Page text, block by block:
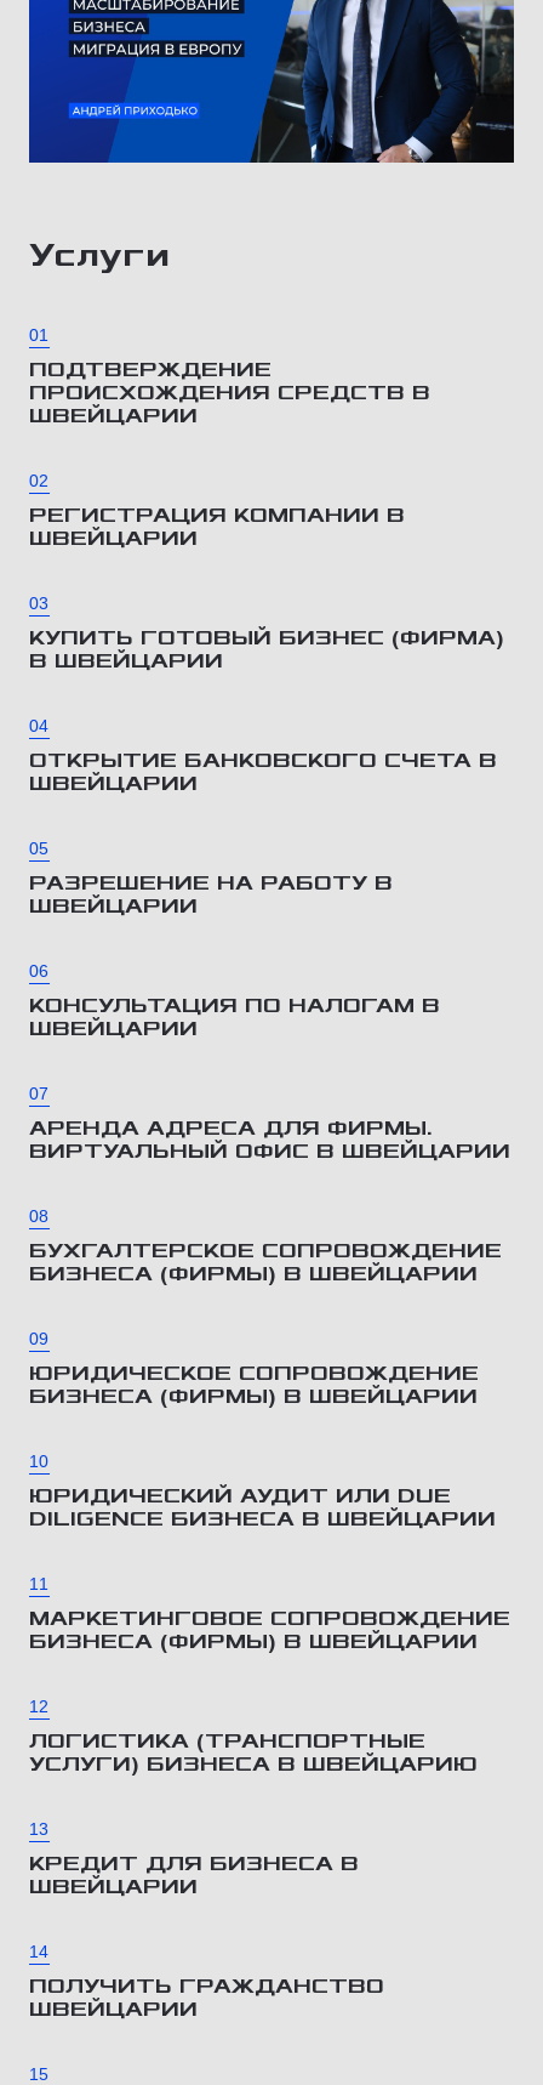
Услуги
01
ПОДТВЕРЖДЕНИЕ
ПРОИСХОЖДЕНИЯ СРЕДСТВ В
ШВЕЙЦАРИИ
02
РЕГИСТРАЦИЯ КОМПАНИИ В
ШВЕЙЦАРИИ
03
КУПИТЬ ГОТОВЫЙ БИЗНЕС (ФИРМА)
В ШВЕЙЦАРИИ
04
ОТКРЫТИЕ БАНКОВСКОГО СЧЕТА В
ШВЕЙЦАРИИ
05
РАЗРЕШЕНИЕ НА РАБОТУ В
ШВЕЙЦАРИИ
06
КОНСУЛЬТАЦИЯ ПО НАЛОГАМ В
ШВЕЙЦАРИИ
07
АРЕНДА АДРЕСА ДЛЯ ФИРМЫ.
ВИРТУАЛЬНЫЙ ОФИС В ШВЕЙЦАРИИ
08
БУХГАЛТЕРСКОЕ СОПРОВОЖДЕНИЕ
БИЗНЕСА (ФИРМЫ) В ШВЕЙЦАРИИ
09
ЮРИДИЧЕСКОЕ СОПРОВОЖДЕНИЕ
БИЗНЕСА (ФИРМЫ) В ШВЕЙЦАРИИ
10
ЮРИДИЧЕСКИЙ АУДИТ ИЛИ DUE
DILIGENCE БИЗНЕСА В ШВЕЙЦАРИИ
11
МАРКЕТИНГОВОЕ СОПРОВОЖДЕНИЕ
БИЗНЕСА (ФИРМЫ) В ШВЕЙЦАРИИ
12
ЛОГИСТИКА (ТРАНСПОРТНЫЕ
УСЛУГИ) БИЗНЕСА В ШВЕЙЦАРИЮ
13
КРЕДИТ ДЛЯ БИЗНЕСА В
ШВЕЙЦАРИИ
14
ПОЛУЧИТЬ ГРАЖДАНСТВО
ШВЕЙЦАРИИ
15